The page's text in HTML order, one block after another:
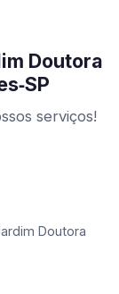
Doutora
serviços!
Doutora